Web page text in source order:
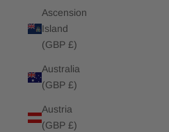
Ascension
Island
(GBP £)
Australia
(GBP £)
Austria
(GBP £)